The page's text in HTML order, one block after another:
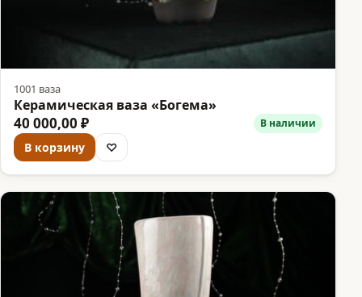
1001 ваза
Керамическая ваза «Богема»
40 000,00 ₽ В наличии
В корзину ♡